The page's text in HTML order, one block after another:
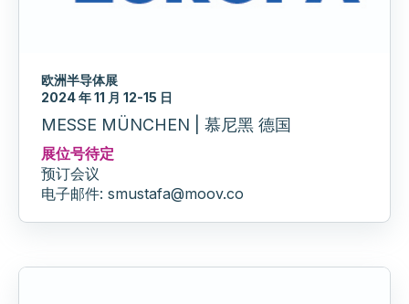
欧洲半导体展
2024 年 11 月 12-15 日
MESSE MÜNCHEN | 慕尼黑 德国
展位号待定
预订会议
电子邮件: smustafa@moov.co